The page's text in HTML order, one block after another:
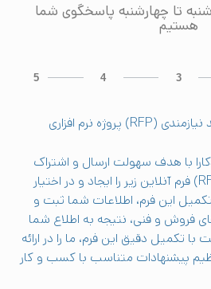
روزهای شنبه تا چهارشنبه پاسخگوی شما
هستیم
3
4
5
با هدف سهولت ارسال و اشتراک
گذاری مستند نیازمندی (RFP) فرم آنلاین زیر را ایجاد و در اختیار
این فرم، اطلاعات شما ثبت و
فروش و فنی، نتیجه به اطلاع شما
تکمیل دقیق این فرم، ما را در ارائه
پیشنهادات متناسب با کسب و کار